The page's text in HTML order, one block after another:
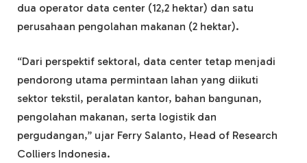
dua operator data center (12,2 hektar) dan satu
perusahaan pengolahan makanan (2 hektar).
“Dari perspektif sektoral, data center tetap menjadi
pendorong utama permintaan lahan yang diikuti
sektor tekstil, peralatan kantor, bahan bangunan,
pengolahan makanan, serta logistik dan
pergudangan,” ujar Ferry Salanto, Head of Research
Colliers Indonesia.